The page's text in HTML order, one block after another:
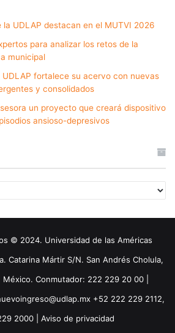
la UDLAP destacan en el MUTVI 2026
para analizar los retos de la
municipal
fortalece su acervo con nuevas
y consolidados
un proyecto que creará dispositivo
ansioso-depresivos
© 2024. Universidad de las Américas
Catarina Mártir S/N. San Andrés Cholula,
México. Conmutador: 222 229 20 00 |
+52 222 229 2112,
2000 | Aviso de privacidad